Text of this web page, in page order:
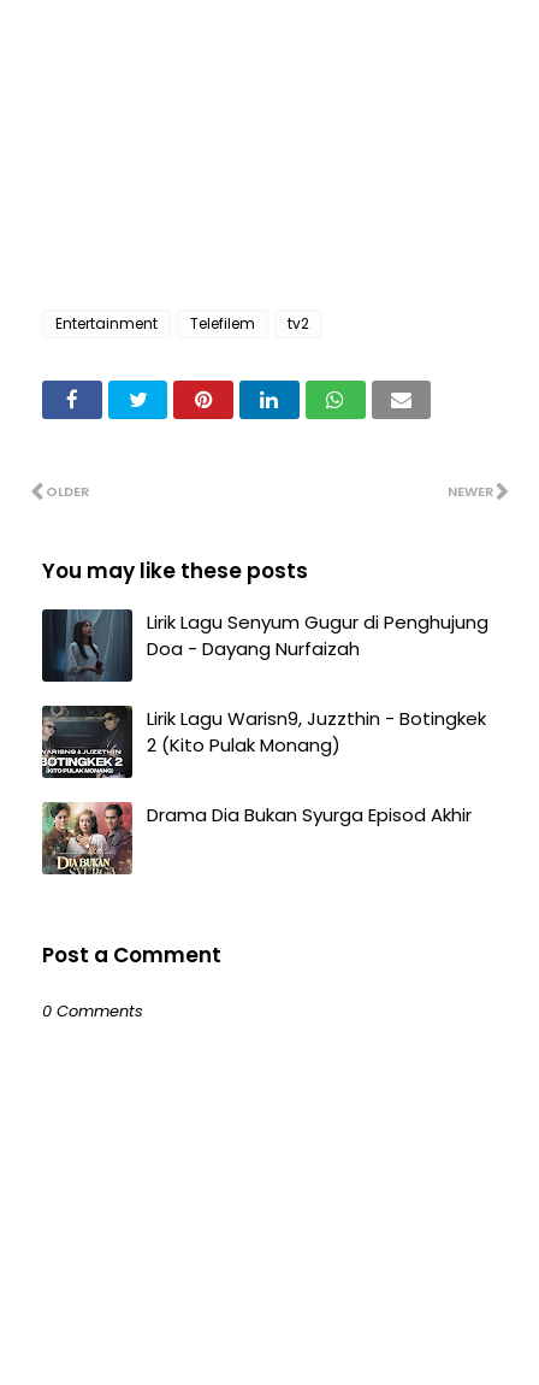
Entertainment Telefilem tv2
NEWER
OLDER
You may like these posts
Lirik Lagu Senyum Gugur di Penghujung
Doa - Dayang Nurfaizah
Lirik Lagu Warisn9, Juzzthin - Botingkek
2 (Kito Pulak Monang)
Drama Dia Bukan Syurga Episod Akhir
Post a Comment
0 Comments